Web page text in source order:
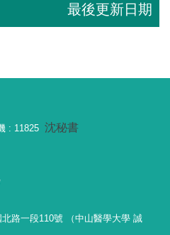
最後更新日期
: 11825 沈秘書
路一段110號 （中山醫學大學 誠